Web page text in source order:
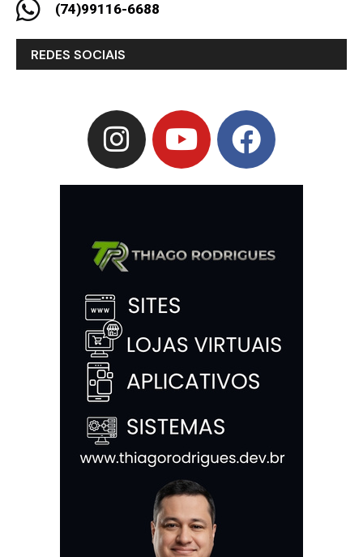
(74)99116-6688
REDES SOCIAIS